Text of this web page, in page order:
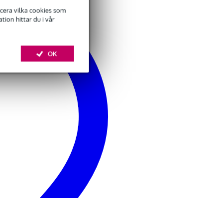
vilka cookies som
hittar du i vår
OK
Gibraltar Hardware
4706 virvelstativ
850,00 kr
Lägg till beställning